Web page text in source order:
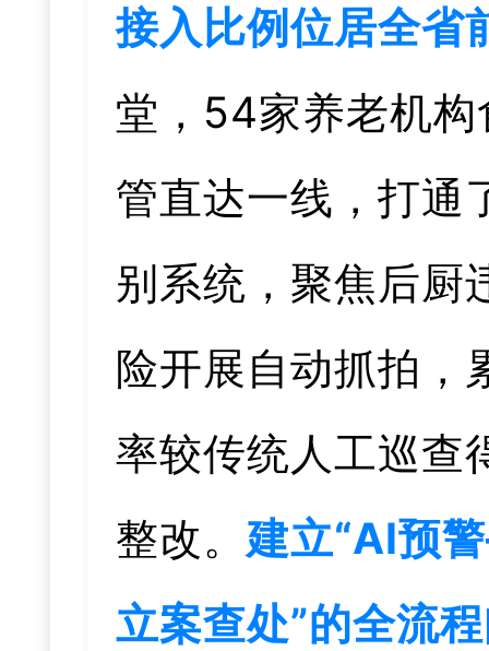
接入比例位居全省
堂，54家养老机
管直达一线，打通
别系统，聚焦后厨
险开展自动抓拍，
率较传统人工巡查
整改。 建立“AI预
立案查处”的全流